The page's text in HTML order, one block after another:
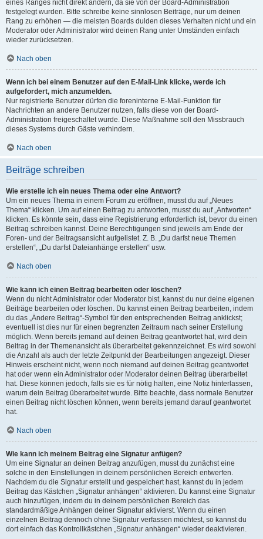
eines Ranges nicht direkt ändern, da sie von der Board-Administration
festgelegt wurden. Bitte schreibe keine sinnlosen Beiträge, nur um deinen
Rang zu erhöhen — die meisten Boards dulden dieses Verhalten nicht und ein
Moderator oder Administrator wird deinen Rang unter Umständen einfach
wieder zurücksetzen.
Nach oben
Wenn ich bei einem Benutzer auf den E-Mail-Link klicke, werde ich
aufgefordert, mich anzumelden.
Nur registrierte Benutzer dürfen die foreninterne E-Mail-Funktion für
Nachrichten an andere Benutzer nutzen, falls diese von der Board-
Administration freigeschaltet wurde. Diese Maßnahme soll den Missbrauch
dieses Systems durch Gäste verhindern.
Nach oben
Beiträge schreiben
Wie erstelle ich ein neues Thema oder eine Antwort?
Um ein neues Thema in einem Forum zu eröffnen, musst du auf „Neues
Thema“ klicken. Um auf einen Beitrag zu antworten, musst du auf „Antworten“
klicken. Es könnte sein, dass eine Registrierung erforderlich ist, bevor du einen
Beitrag schreiben kannst. Deine Berechtigungen sind jeweils am Ende der
Foren- und der Beitragsansicht aufgelistet. Z. B. „Du darfst neue Themen
erstellen“, „Du darfst Dateianhänge erstellen“ usw.
Nach oben
Wie kann ich einen Beitrag bearbeiten oder löschen?
Wenn du nicht Administrator oder Moderator bist, kannst du nur deine eigenen
Beiträge bearbeiten oder löschen. Du kannst einen Beitrag bearbeiten, indem
du das „Ändere Beitrag“-Symbol für den entsprechenden Beitrag anklickst;
eventuell ist dies nur für einen begrenzten Zeitraum nach seiner Erstellung
möglich. Wenn bereits jemand auf deinen Beitrag geantwortet hat, wird dein
Beitrag in der Themenansicht als überarbeitet gekennzeichnet. Es wird sowohl
die Anzahl als auch der letzte Zeitpunkt der Bearbeitungen angezeigt. Dieser
Hinweis erscheint nicht, wenn noch niemand auf deinen Beitrag geantwortet
hat oder wenn ein Administrator oder Moderator deinen Beitrag überarbeitet
hat. Diese können jedoch, falls sie es für nötig halten, eine Notiz hinterlassen,
warum dein Beitrag überarbeitet wurde. Bitte beachte, dass normale Benutzer
einen Beitrag nicht löschen können, wenn bereits jemand darauf geantwortet
hat.
Nach oben
Wie kann ich meinem Beitrag eine Signatur anfügen?
Um eine Signatur an deinen Beitrag anzufügen, musst du zunächst eine
solche in den Einstellungen in deinem persönlichen Bereich entwerfen.
Nachdem du die Signatur erstellt und gespeichert hast, kannst du in jedem
Beitrag das Kästchen „Signatur anhängen“ aktivieren. Du kannst eine Signatur
auch hinzufügen, indem du in deinem persönlichen Bereich das
standardmäßige Anhängen deiner Signatur aktivierst. Wenn du einen
einzelnen Beitrag dennoch ohne Signatur verfassen möchtest, so kannst du
dort einfach das Kontrollkästchen „Signatur anhängen“ wieder deaktivieren.